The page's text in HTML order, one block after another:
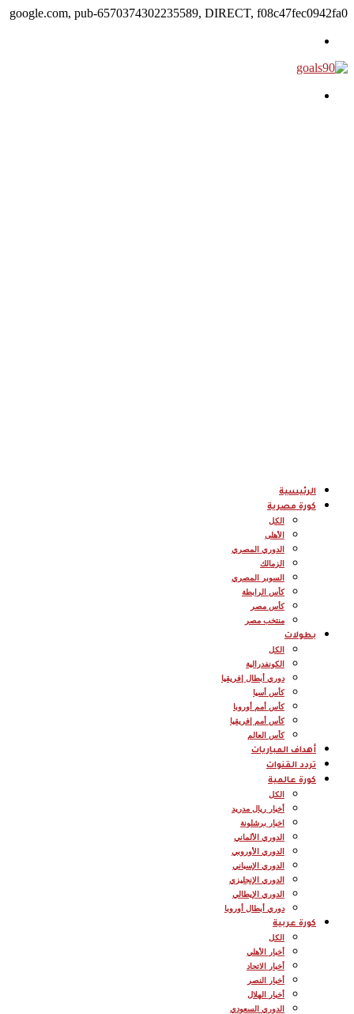
google.com, pub-6570374302235589, DIRECT, f08c47fec0942fa0
الرئيسية
كورة مصرية
الكل
الأهلى
الدوري المصري
الزمالك
السوبر المصري
كأس الرابطة
كأس مصر
منتخب مصر
بطولات
الكل
الكونفدرالية
دوري أبطال إفريقيا
كأس أسيا
كأس أمم أوروبا
كأس أمم إفريقيا
كأس العالم
أهداف المباريات
تردد القنوات
كورة عالمية
الكل
أخبار ريال مدريد
اخبار برشلونة
الدوري الألماني
الدوري الأوروبي
الدوري الإسباني
الدوري الإنجليزي
الدوري الإيطالي
دوري أبطال أوروبا
كورة عربية
الكل
أخبار الأهلي
أخبار الاتحاد
أخبار النصر
أخبار الهلال
الدوري السعودي